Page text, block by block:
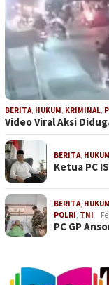
BERITA, HUKUM, KRIMINAL,
Video Viral Aksi
BERITA, HUKUM
Ketua PC
BERITA, HUKUM
POLRI, TNI
PC GP